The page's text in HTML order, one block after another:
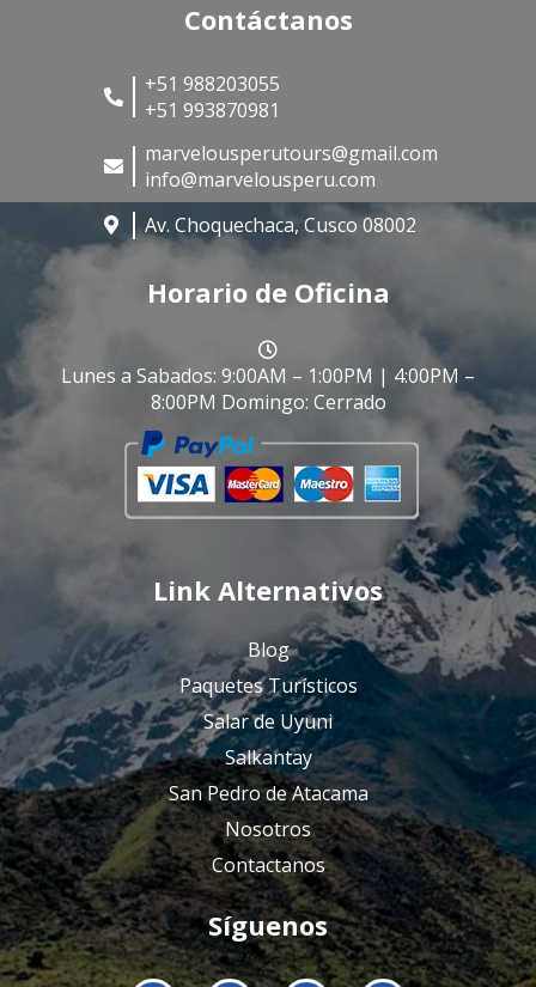
Contáctanos
+51 988203055
+51 993870981
marvelousperutours@gmail.com
info@marvelousperu.com
Av. Choquechaca, Cusco 08002
Horario de Oficina
Lunes a Sabados: 9:00AM – 1:00PM | 4:00PM –
8:00PM Domingo: Cerrado
Link Alternativos
Blog
Paquetes Turísticos
Salar de Uyuni
Salkantay
San Pedro de Atacama
Nosotros
Contactanos
Síguenos